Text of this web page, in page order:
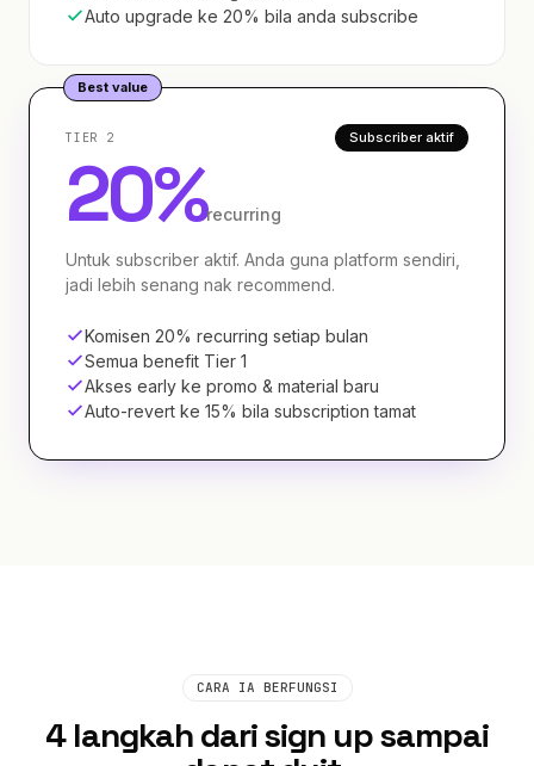
Auto upgrade ke 20% bila anda subscribe
Best value
TIER 2 Subscriber aktif
20%recurring
Untuk subscriber aktif. Anda guna platform sendiri,
jadi lebih senang nak recommend.
Komisen 20% recurring setiap bulan
Semua benefit Tier 1
Akses early ke promo & material baru
Auto-revert ke 15% bila subscription tamat
CARA IA BERFUNGSI
4 langkah dari sign up sampai